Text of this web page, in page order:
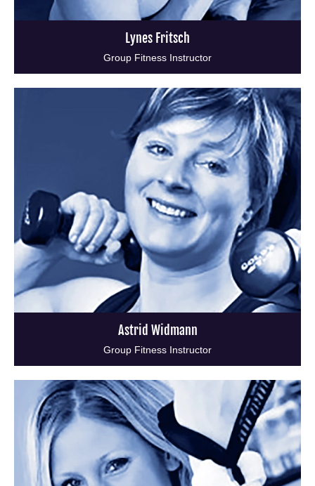
Lynes Fritsch
Group Fitness Instructor
Astrid Widmann
Group Fitness Instructor